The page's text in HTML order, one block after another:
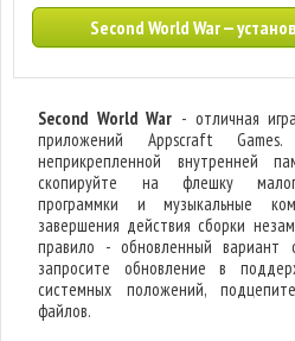
Second World War —
Second World War - отличная
приложений Appscraft Games.
неприкрепленной внутренней
скопируйте на флешку
программки и музыкальные
завершения действия сборки
правило - обновленный вариант
запросите обновление в
системных положений,
файлов.